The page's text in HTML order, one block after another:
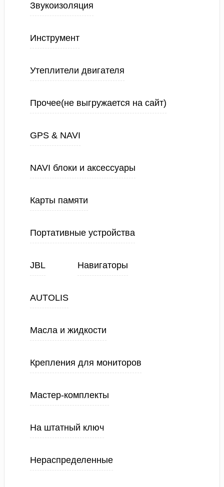
Звукоизоляция
Инструмент
Утеплители двигателя
Прочее(не выгружается на сайт)
GPS & NAVI
NAVI блоки и аксессуары
Карты памяти
Портативные устройства
JBL Навигаторы
AUTOLIS
Масла и жидкости
Крепления для мониторов
Мастер-комплекты
На штатный ключ
Нераспределенные